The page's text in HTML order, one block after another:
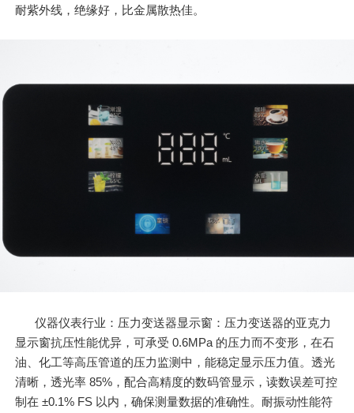
耐紫外线，绝缘好，比金属散热佳。
仪器仪表行业：压力变送器显示窗：压力变送器的亚克力
显示窗抗压性能优异，可承受 0.6MPa 的压力而不变形，在石
油、化工等高压管道的压力监测中，能稳定显示压力值。透光
清晰，透光率 85%，配合高精度的数码管显示，读数误差可控
制在 ±0.1% FS 以内，确保测量数据的准确性。耐振动性能符